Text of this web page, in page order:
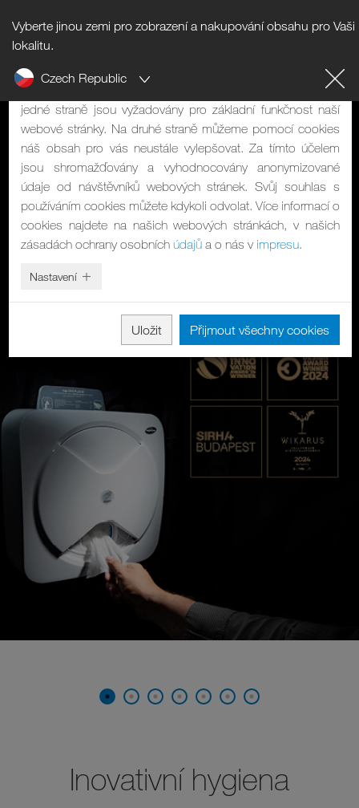
Vyberte jinou zemi pro zobrazení a nakupování obsahu pro Vaši
lokalitu.
Czech Republic
Inovativní hygiena
Upozornění na cookies
Naše webová stránka používá cookies. Mají dvě funkce: Na
jedné straně jsou vyžadovány pro základní funkčnost naší
webové stránky. Na druhé straně můžeme pomocí cookies
náš obsah pro vás neustále vylepšovat. Za tímto účelem
jsou shromažďovány a vyhodnocovány anonymizované
údaje od návštěvníků webových stránek. Svůj souhlas s
používáním cookies můžete kdykoli odvolat. Více informací o
cookies najdete na našich webových stránkách, v našich
zásadách ochrany osobních údajů a o nás v impresu.
Nastavení
Uložit Přijmout všechny cookies